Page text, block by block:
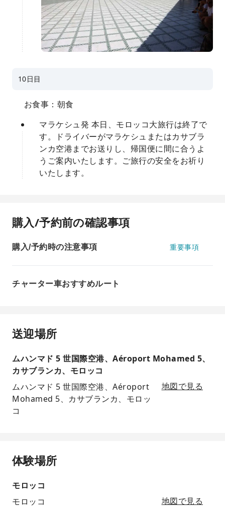
10日目
お食事：朝食
マラケシュ発 本日、モロッコ大旅行は終了で
す。ドライバーがマラケシュまたはカサブラ
ンカ空港までお送りし、帰国便に間に合うよ
うご案内いたします。ご旅行の安全をお祈り
いたします。
購入/予約前の確認事項
購入/予約時の注意事項 重要事項
チャーター車おすすめルート
送迎場所
ムハンマド 5 世国際空港、Aéroport Mohamed 5、
カサブランカ、モロッコ
ムハンマド 5 世国際空港、Aéroport
Mohamed 5、カサブランカ、モロッ
コ
地図で見る
体験場所
モロッコ
モロッコ
地図で見る